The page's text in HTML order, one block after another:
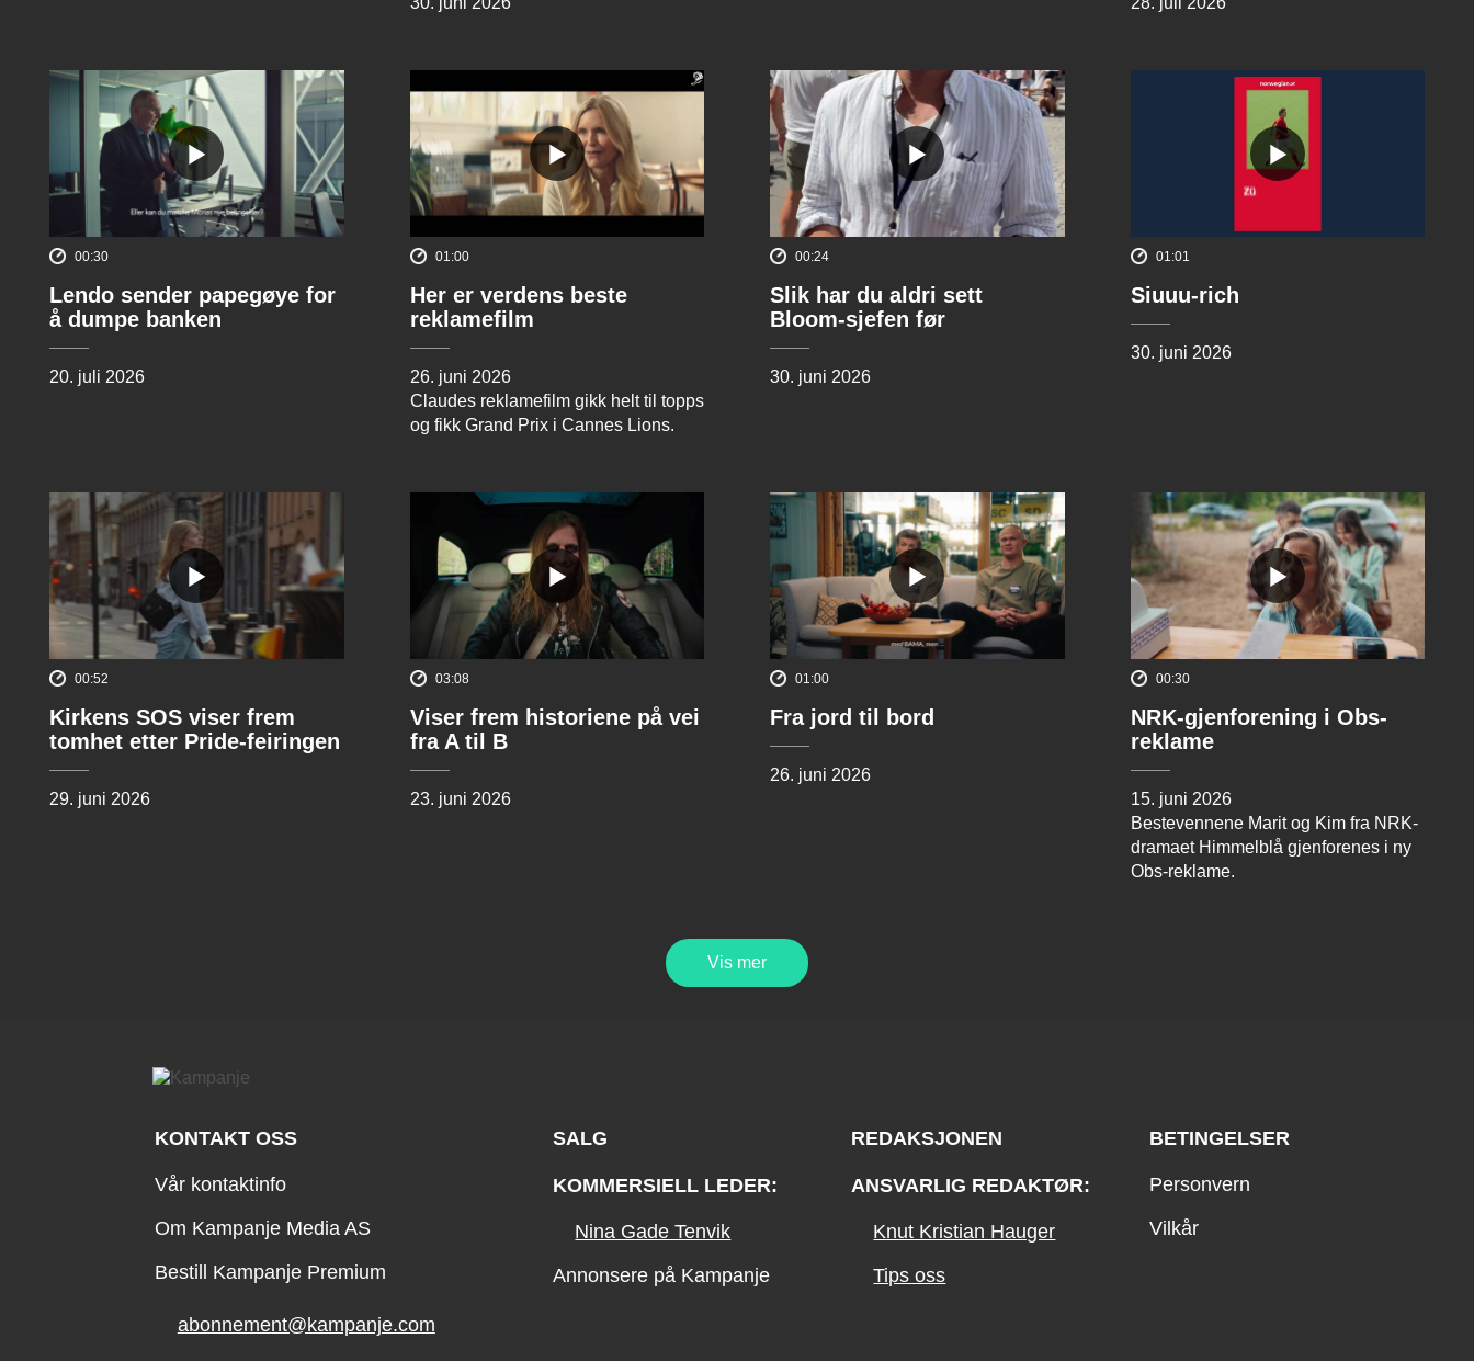
00:30
Lendo sender papegøye for
å dumpe banken
20. juli 2026
01:00
Her er verdens beste
reklamefilm
26. juni 2026
Claudes reklamefilm gikk helt til topps
og fikk Grand Prix i Cannes Lions.
00:24
Slik har du aldri sett
Bloom-sjefen før
30. juni 2026
01:01
Siuuu-rich
30. juni 2026
00:52
Kirkens SOS viser frem
tomhet etter Pride-feiringen
29. juni 2026
03:08
Viser frem historiene på vei
fra A til B
23. juni 2026
01:00
Fra jord til bord
26. juni 2026
00:30
NRK-gjenforening i Obs-
reklame
15. juni 2026
Bestevennene Marit og Kim fra NRK-
dramaet Himmelblå gjenforenes i ny
Obs-reklame.
Vis mer
KONTAKT OSS
Vår kontaktinfo
Om Kampanje Media AS
Bestill Kampanje Premium
abonnement@kampanje.com
SALG
KOMMERSIELL LEDER:
Nina Gade Tenvik
Annonsere på Kampanje
REDAKSJONEN
ANSVARLIG REDAKTØR:
Knut Kristian Hauger
Tips oss
BETINGELSER
Personvern
Vilkår